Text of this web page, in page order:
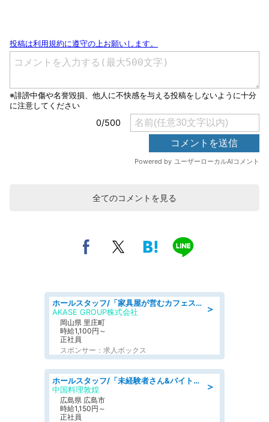
全てのコメントを見る
＞
ホールスタッフ/「家具屋が営むカフェスタッフ!」週2日～OK!嬉しいまかない付き/岡山県/浅口郡里庄町
AKASE GROUP株式会社
岡山県 里庄町
時給1,100円～
正社員
スポンサー：求人ボックス
＞
ホールスタッフ/「未経験者さん&バイトデビューも大歓迎」残業ほぼなし×1日3時間〜勤務OK!フォロー体制も充実/広島県/広島市南区
中国料理敦煌
広島県 広島市
時給1,150円～
正社員